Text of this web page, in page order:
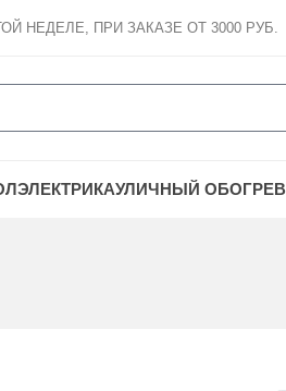
НЕДЕЛЕ, ПРИ ЗАКАЗЕ ОТ 3000 РУБ.
ЭЛЕКТРИКАУЛИЧНЫЙ ОБОГРЕВ